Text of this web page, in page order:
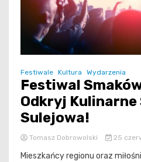
Festiwale Kultura Wydarzenia
Festiwal
Odkryj Kulinarne
Sulejowa!
Tomasz Dobrowolski 25
Mieszkańcy regionu oraz